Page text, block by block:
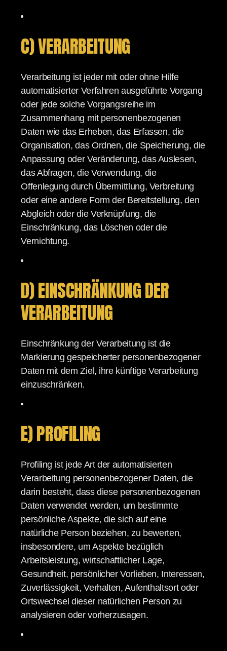
C) VERARBEITUNG
Verarbeitung ist jeder mit oder ohne Hilfe
automatisierter Verfahren ausgeführte Vorgang
oder jede solche Vorgangsreihe im
Zusammenhang mit personenbezogenen
Daten wie das Erheben, das Erfassen, die
Organisation, das Ordnen, die Speicherung, die
Anpassung oder Veränderung, das Auslesen,
das Abfragen, die Verwendung, die
Offenlegung durch Übermittlung, Verbreitung
oder eine andere Form der Bereitstellung, den
Abgleich oder die Verknüpfung, die
Einschränkung, das Löschen oder die
Vernichtung.
D) EINSCHRÄNKUNG DER
VERARBEITUNG
Einschränkung der Verarbeitung ist die
Markierung gespeicherter personenbezogener
Daten mit dem Ziel, ihre künftige Verarbeitung
einzuschränken.
E) PROFILING
Profiling ist jede Art der automatisierten
Verarbeitung personenbezogener Daten, die
darin besteht, dass diese personenbezogenen
Daten verwendet werden, um bestimmte
persönliche Aspekte, die sich auf eine
natürliche Person beziehen, zu bewerten,
insbesondere, um Aspekte bezüglich
Arbeitsleistung, wirtschaftlicher Lage,
Gesundheit, persönlicher Vorlieben, Interessen,
Zuverlässigkeit, Verhalten, Aufenthaltsort oder
Ortswechsel dieser natürlichen Person zu
analysieren oder vorherzusagen.